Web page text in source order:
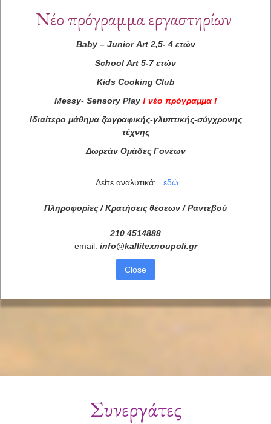
Συνεργάτες
Νέο πρόγραμμα εργαστηρίων
Baby– Junior Art2,5- 4 ετών
School Art 5-7 ετών
Kids Cooking Club
Messy- Sensory Play ! νέο πρόγραμμα !
Ιδιαίτερο μάθημα ζωγραφικής-γλυπτικής-σύγχρονης
τέχνης
Δωρεάν Ομάδες Γονέων
Δείτε αναλυτικά: εδώ
Πληροφορίες / Κρατήσεις θέσεων / Ραντεβού
210 4514888
email: info@kallitexnoupoli.gr
Close